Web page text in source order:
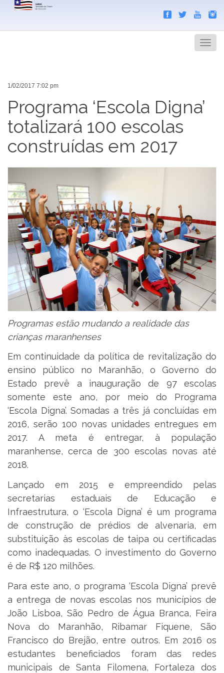
Menu
1/02/2017 7:02 pm
Programa ‘Escola Digna’
totalizará 100 escolas
construídas em 2017
Programas estão mudando a realidade das
crianças maranhenses
Em continuidade da política de revitalização do
ensino público no Maranhão, o Governo do
Estado prevê a inauguração de 97 escolas
somente este ano, por meio do Programa
‘Escola Digna’. Somadas a três já concluídas em
2016, serão 100 novas unidades entregues em
2017. A meta é entregar, à população
maranhense, cerca de 300 escolas novas até
2018.
Lançado em 2015 e empreendido pelas
secretarias estaduais de Educação e
Infraestrutura, o ‘Escola Digna’ é um programa
de construção de prédios de alvenaria, em
substituição às escolas de taipa ou certificadas
como inadequadas. O investimento do Governo
é de R$ 120 milhões.
Para este ano, o programa ‘Escola Digna’ prevê
a entrega de novas escolas nos municípios de
João Lisboa, São Pedro de Água Branca, Feira
Nova do Maranhão, Ribamar Fiquene, São
Francisco do Brejão, entre outros. Em 2016 os
estudantes beneficiados foram das redes
municipais de Santa Filomena, Fortaleza dos